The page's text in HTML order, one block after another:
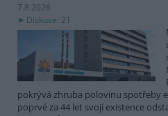
7.8.2026
Diskuse: 21
pokrývá zhruba polovinu spotřeby
poprvé za 44 let svojí existence